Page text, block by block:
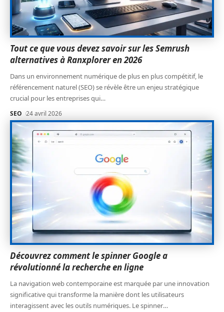
Tout ce que vous devez savoir sur les Semrush
alternatives à Ranxplorer en 2026
Dans un environnement numérique de plus en plus compétitif, le
référencement naturel (SEO) se révèle être un enjeu stratégique
crucial pour les entreprises qui…
SEO 24 avril 2026
Découvrez comment le spinner Google a
révolutionné la recherche en ligne
La navigation web contemporaine est marquée par une innovation
significative qui transforme la manière dont les utilisateurs
interagissent avec les outils numériques. Le spinner…